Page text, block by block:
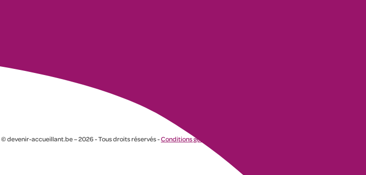
© devenir-accueillant.be – 2026 - Tous droits réservés -Conditions générales